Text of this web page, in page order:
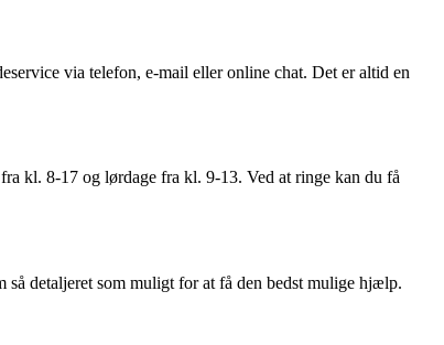
via telefon, e-mail eller online chat. Det er altid en
kl. 8-17 og lørdage fra kl. 9-13. Ved at ringe kan du få
detaljeret som muligt for at få den bedst mulige hjælp.